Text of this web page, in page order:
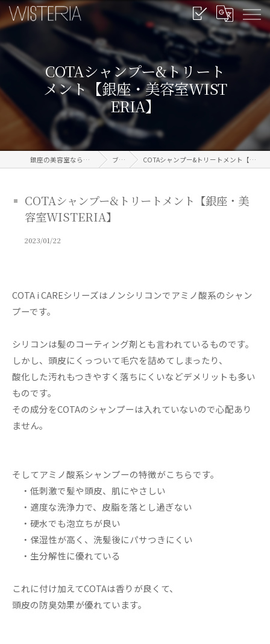
COTAシャンプー&トリート
メント【銀座・美容室WIST
ERIA】
銀座の美容室なら信頼のWISTERIA ブログ COTAシャンプー&トリートメント【銀座・美容室WISTERIA】
COTAシャンプー&トリートメント【銀座・美
容室WISTERIA】
2023/01/22
COTA i CAREシリーズはノンシリコンでアミノ酸系のシャン
プーです。
シリコンは髪のコーティング剤とも言われているものです。
しかし、頭皮にくっついて毛穴を詰めてしまったり、
酸化した汚れもつきやすく落ちにくいなどデメリットも多い
ものです。
その成分をCOTAのシャンプーは入れていないので心配あり
ません。
そしてアミノ酸系シャンプーの特徴がこちらです。
・低刺激で髪や頭皮、肌にやさしい
・適度な洗浄力で、皮脂を落とし過ぎない
・硬水でも泡立ちが良い
・保湿性が高く、洗髪後にパサつきにくい
・生分解性に優れている
これに付け加えてCOTAは香りが良くて、
頭皮の防臭効果が優れています。